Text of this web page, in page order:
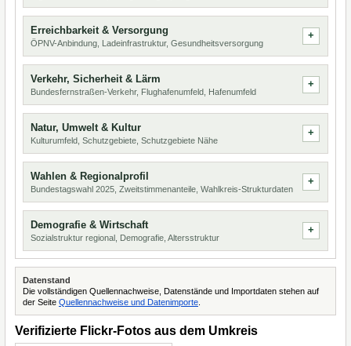
Erreichbarkeit & Versorgung
ÖPNV-Anbindung, Ladeinfrastruktur, Gesundheitsversorgung
Verkehr, Sicherheit & Lärm
Bundesfernstraßen-Verkehr, Flughafenumfeld, Hafenumfeld
Natur, Umwelt & Kultur
Kulturumfeld, Schutzgebiete, Schutzgebiete Nähe
Wahlen & Regionalprofil
Bundestagswahl 2025, Zweitstimmenanteile, Wahlkreis-Strukturdaten
Demografie & Wirtschaft
Sozialstruktur regional, Demografie, Altersstruktur
Datenstand
Die vollständigen Quellennachweise, Datenstände und Importdaten stehen auf
der Seite Quellennachweise und Datenimporte
Verifizierte Flickr-Fotos aus dem Umkreis